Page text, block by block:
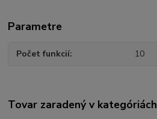
Parametre
Počet funkcií 10
Tovar zaradený v kategóriách